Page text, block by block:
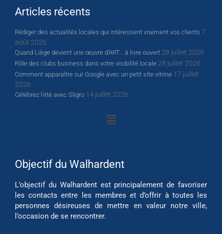
Articles récents
Rédiger des actualités locales qui intéressent vraiment vos clients 7
août 2026
Quand Liège devient une œuvre d’ART… à livre ouvert 28 juillet 2026
Rôle des clubs business dans votre visibilité locale 28 juillet 2026
Comment apparaître sur Google avec un petit site vitrine 17 juillet
2026
Célébrez l’été avec Sligro 14 juillet 2026
Objectif du Walhardent
L’objectif du Walhardent est principalement de favoriser
les contacts entre les membres et d’offrir à toutes les
personnes désireuses de mettre en valeur notre ville,
l’occasion de se rencontrer.